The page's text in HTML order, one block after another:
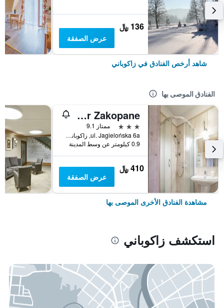
136 ﷼
عرض الصفقة
شاهد أرخص الفنادق في زاكوباني
الفنادق الموصى بها
Willa Bór Zakopane
3 نجوم
ممتاز 9.1
ul. Jagielońska 6a, زاكوباني, مقاطعة بولندا الصغرى, بولندا
0.9 كيلومتر عن وسط المدينة
410 ﷼
عرض الصفقة
مشاهدة الفنادق الأخرى الموصى بها
استكشف زاكوباني